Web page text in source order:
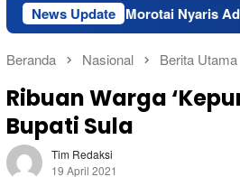
News Update
Nyaris Adu Fisik
Beranda Nasional Berita Utama
Ribuan Warga
Bupati Sula
Tim Redaksi
19 April 2021